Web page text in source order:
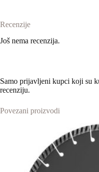
Recenzije
Još nema recenzija.
Samo prijavljeni kupci koji su
recenziju.
Povezani proizvodi